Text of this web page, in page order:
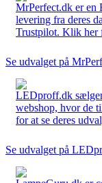
MrPerfect.dk er en
levering fra deres
Trustpilot. Klik her
Se udvalget på
LEDproff.dk
webshop, hvor de
for at se deres
Se udvalget på